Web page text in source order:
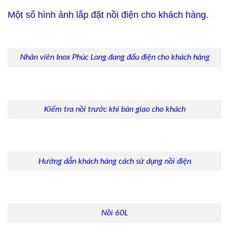
Một số hình ảnh lắp đặt nồi điện cho khách hàng.
Nhân viên Inox Phúc Long đang đấu điện cho khách hàng
Kiểm tra nồi trước khi bàn giao cho khách
Hướng dẫn khách hàng cách sử dụng nồi điện
Nồi 60L